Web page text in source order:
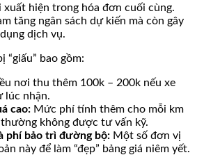
xuất hiện trong hóa đơn cuối cùng.
tăng ngân sách dự kiến mà còn gây
dịch vụ.
“giấu” bao gồm:
nơi thu thêm 100k – 200k nếu xe
lúc nhận.
cao: Mức phí tính thêm cho mỗi km
không được tư vấn kỹ.
phí bảo trì đường bộ: Một số đơn vị
này để làm “đẹp” bảng giá niêm yết.